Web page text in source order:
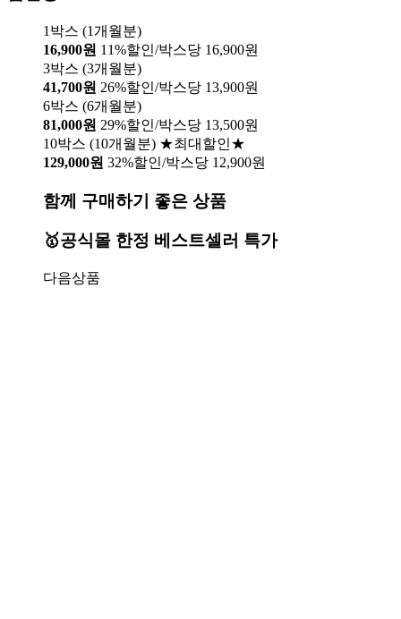
1박스 (1개월분)
16,900원 11%할인/박스당 16,900원
3박스 (3개월분)
41,700원 26%할인/박스당 13,900원
6박스 (6개월분)
81,000원 29%할인/박스당 13,500원
10박스 (10개월분) ★최대할인★
129,000원 32%할인/박스당 12,900원
함께 구매하기 좋은 상품
🥇공식몰 한정 베스트셀러 특가
다음상품